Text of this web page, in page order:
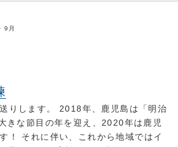
9月
りします。 2018年、鹿児島は「明治
きな節目の年を迎え、2020年は鹿児
！ それに伴い、これから地域ではイ